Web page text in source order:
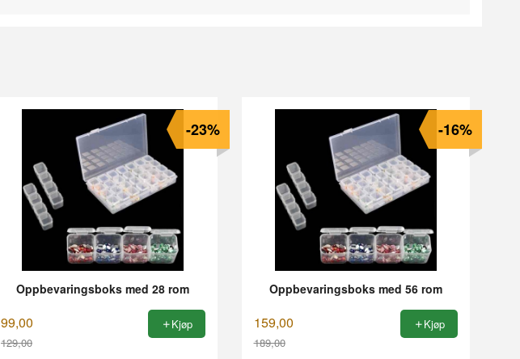
Oppbevaringsboks med 28 rom
99,00
129,00
-23%
Kjøp
Oppbevaringsboks med 56 rom
159,00
189,00
-16%
Kjøp